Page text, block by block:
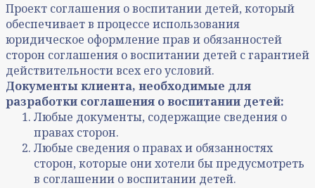
Проект соглашения о воспитании детей, который
обеспечивает в процессе использования
юридическое оформление прав и обязанностей
сторон соглашения о воспитании детей с гарантией
действительности всех его условий.
Документы клиента, необходимые для
разработки соглашения о воспитании детей:
Любые документы, содержащие сведения о
правах сторон.
Любые сведения о правах и обязанностях
сторон, которые они хотели бы предусмотреть
в соглашении о воспитании детей.